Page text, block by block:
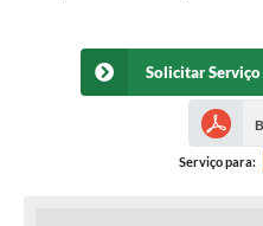
Inscrição para o Conselho
Serviços Públicos - COMUSP
Chamamento Público 2026
Memorial Santa Saustina
Solicitar Serviço
Serviço para: